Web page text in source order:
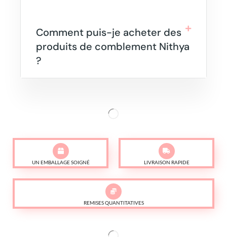
Comment puis-je acheter des
produits de comblement Nithya
?
UN EMBALLAGE SOIGNÉ LIVRAISON RAPIDE
REMISES QUANTITATIVES